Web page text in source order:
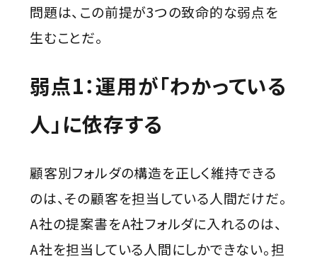
問題は、この前提が3つの致命的な弱点を
生むことだ。
弱点1：運用が「わかっている
人」に依存する
顧客別フォルダの構造を正しく維持できる
のは、その顧客を担当している人間だけだ。
A社の提案書をA社フォルダに入れるのは、
A社を担当している人間にしかできない。担